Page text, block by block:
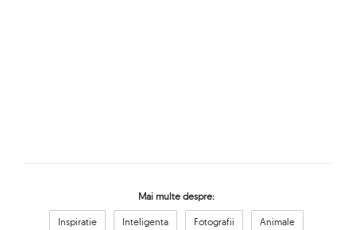
Mai multe despre:
Inspiratie Inteligenta Fotografii
Animale